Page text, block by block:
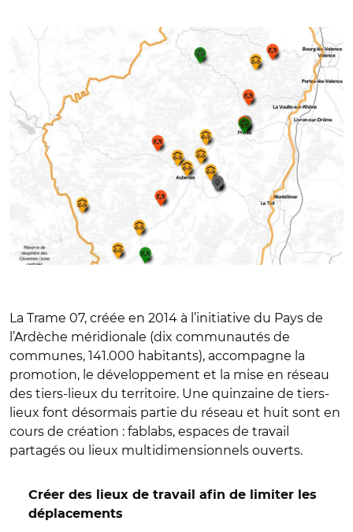
La Trame 07, créée en 2014 à l’initiative du Pays de
l’Ardèche méridionale (dix communautés de
communes, 141.000 habitants), accompagne la
promotion, le développement et la mise en réseau
des tiers-lieux du territoire. Une quinzaine de tiers-
lieux font désormais partie du réseau et huit sont en
cours de création : fablabs, espaces de travail
partagés ou lieux multidimensionnels ouverts.
Créer des lieux de travail afin de limiter les
déplacements